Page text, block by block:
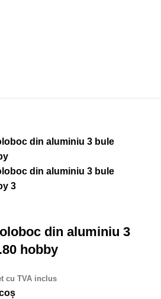
din aluminiu 3
hobby
cu TVA inclus